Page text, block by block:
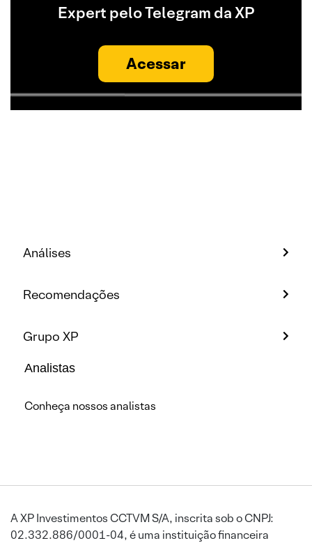
Expert pelo Telegram da XP
Acessar
Análises
Recomendações
Grupo XP
Analistas
Conheça nossos analistas
A XP Investimentos CCTVM S/A, inscrita sob o CNPJ:
02.332.886/0001-04, é uma instituição financeira